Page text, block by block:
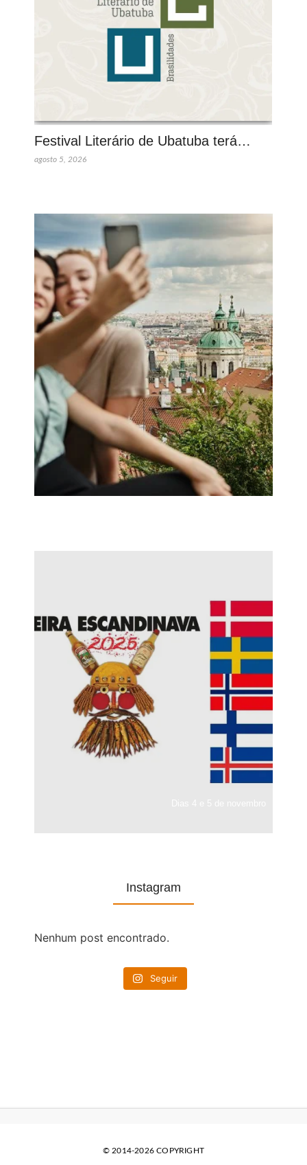
Festival Literário de Ubatuba terá…
agosto 5, 2026
Instagram
Nenhum post encontrado.
Seguir
© 2014-2026 COPYRIGHT